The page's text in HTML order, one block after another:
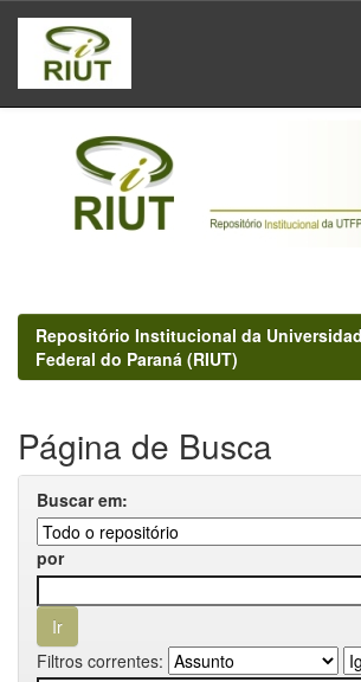
Skip
navigation
Repositório Institucional da
Federal do Paraná (RIUT)
Página de Busca
Buscar em:
por
Filtros correntes: